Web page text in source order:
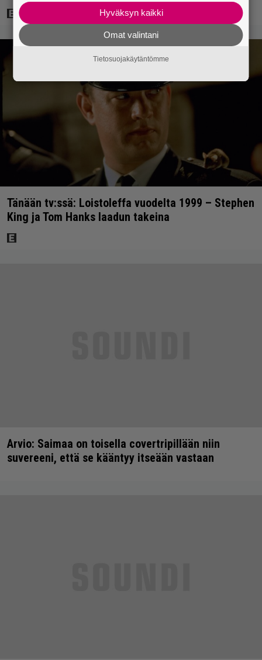
Tänään tv:ssä: Loistoleffa vuodelta 1999 – Stephen
King ja Tom Hanks laadun takeina
Arvio: Saimaa on toisella covertripillään niin
suvereeni, että se kääntyy itseään vastaan
Hyväksyn kaikki
Omat valintani
Tietosuojakäytäntömme